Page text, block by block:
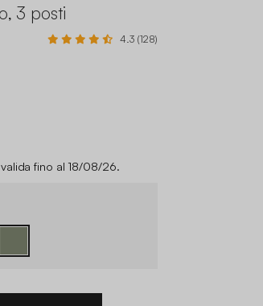
3 posti
4.3 (128)
fino al 18/08/26.